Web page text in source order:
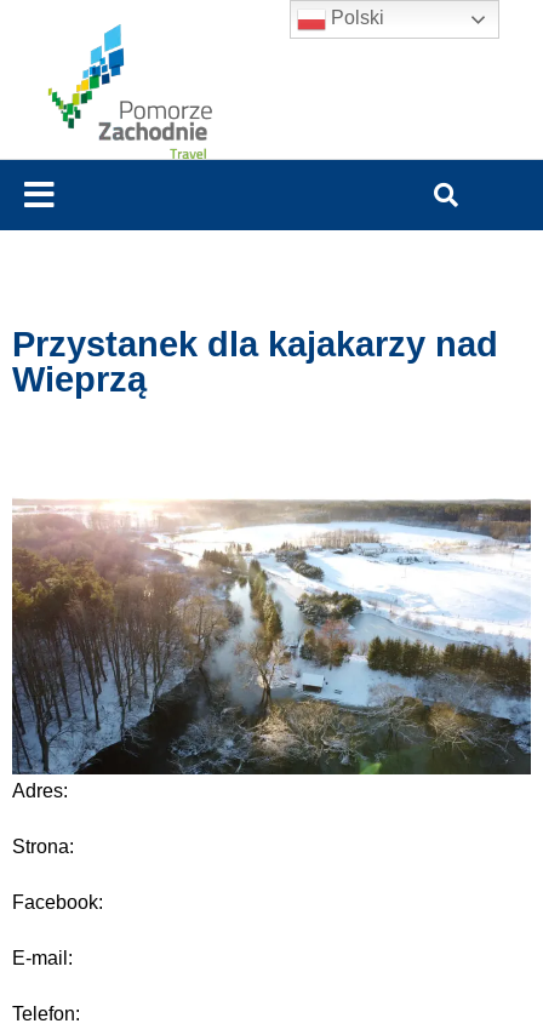
Przystanek dla kajakarzy nad
Wieprzą
Adres:
Strona:
Facebook:
E-mail:
Telefon:
Polski